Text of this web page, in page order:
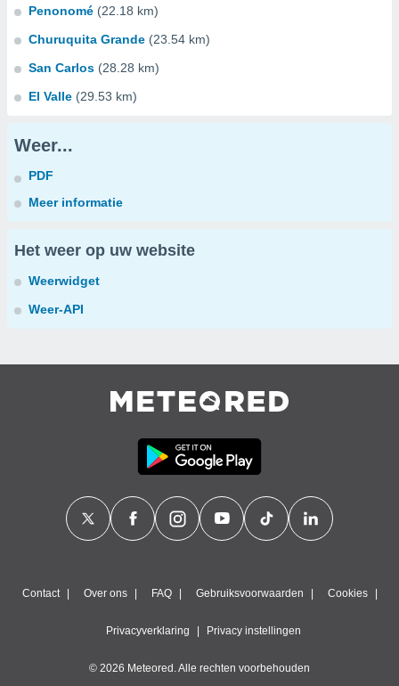
Penonomé (22.18 km)
Churuquita Grande (23.54 km)
San Carlos (28.28 km)
El Valle (29.53 km)
Weer...
PDF
Meer informatie
Het weer op uw website
Weerwidget
Weer-API
Contact Over ons FAQ Gebruiksvoorwaarden Cookies
Privacyverklaring Privacy instellingen
© 2026 Meteored. Alle rechten voorbehouden